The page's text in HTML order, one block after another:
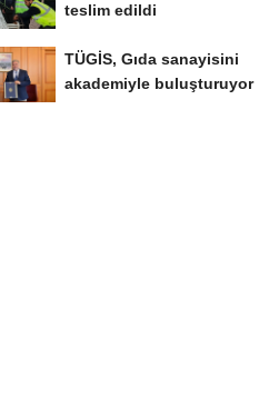
teslim edildi
TÜGİS, Gıda sanayisini
akademiyle buluşturuyor